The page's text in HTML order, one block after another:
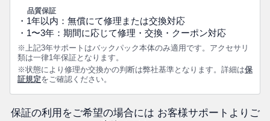
品質保証
・1年以内：無償にて修理または交換対応
・1〜3年：期間に応じて修理・交換・クーポン対応
※上記3年サポートはバックパック本体のみ適用です。アクセサリ
類は一律1年保証となります。
※状態により修理か交換かの判断は弊社基準となります。詳細は保
証規定をご確認ください。
保証の利用をご希望の場合には お客様サポートよりご